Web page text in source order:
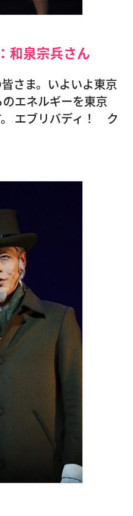
和泉宗兵さん
さま。いよいよ東京
エネルギーを東京
エブリバディ！ ク